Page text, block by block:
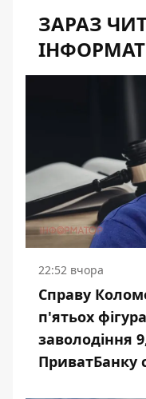
ЗАРАЗ
22:52 вчора
Справу
п'ятьох
заволодіння
ПриватБанку